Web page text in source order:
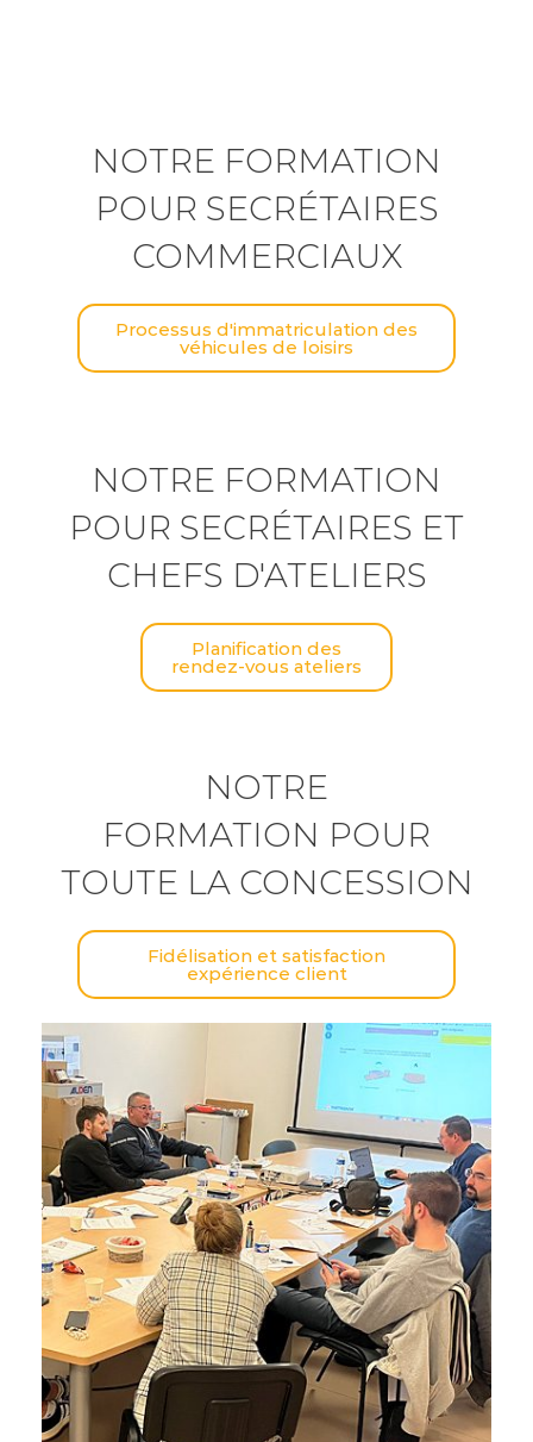
NOTRE FORMATION
POUR SECRÉTAIRES
COMMERCIAUX
Processus d'immatriculation des
véhicules de loisirs
NOTRE FORMATION
POUR SECRÉTAIRES ET
CHEFS D'ATELIERS
Planification des
rendez-vous ateliers
NOTRE
FORMATION POUR
TOUTE LA CONCESSION
Fidélisation et satisfaction
expérience client